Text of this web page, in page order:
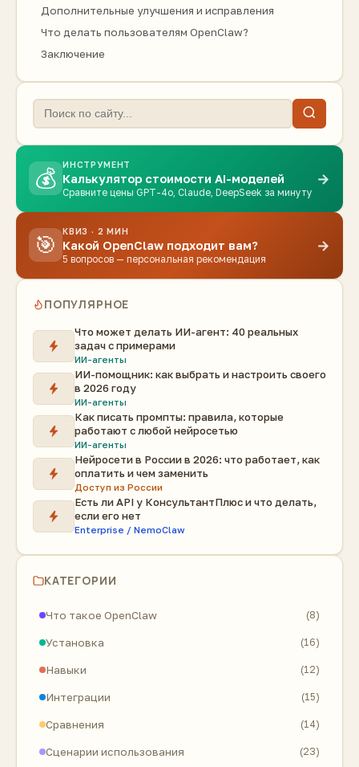
Дополнительные улучшения и исправления
Что делать пользователям OpenClaw?
Заключение
💰
ИНСТРУМЕНТ
Калькулятор стоимости AI-моделей
Сравните цены GPT-4o, Claude, DeepSeek за минуту
→
🎯
КВИЗ · 2 МИН
Какой OpenClaw подходит вам?
5 вопросов — персональная рекомендация
→
ПОПУЛЯРНОЕ
Что может делать ИИ-агент: 40 реальных
задач с примерами
ИИ-агенты
ИИ-помощник: как выбрать и настроить своего
в 2026 году
ИИ-агенты
Как писать промпты: правила, которые
работают с любой нейросетью
ИИ-агенты
Нейросети в России в 2026: что работает, как
оплатить и чем заменить
Доступ из России
Есть ли API у КонсультантПлюс и что делать,
если его нет
Enterprise / NemoClaw
КАТЕГОРИИ
Что такое OpenClaw (8)
Установка (16)
Навыки (12)
Интеграции (15)
Сравнения (14)
Сценарии использования (23)